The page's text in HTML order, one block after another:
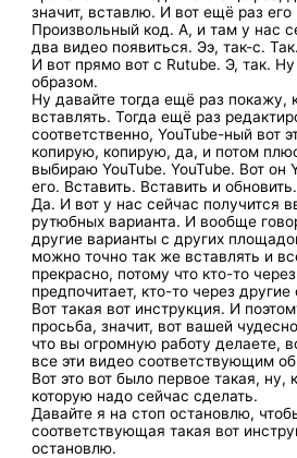
значит, вставлю. И вот ещё раз
Произвольный код. А, и там у нас
два видео появиться. Ээ, так-с. Так.
И вот прямо вот с Rutube. Э, так.
образом.
Ну давайте тогда ещё раз покажу,
вставлять. Тогда ещё раз
соответственно, YouTube-ный вот
копирую, копирую, да, и потом
выбираю YouTube. YouTube. Вот он
его. Вставить. Вставить и обновить.
Да. И вот у нас сейчас получится
рутюбных варианта. И вообще
другие варианты с других
можно точно так же вставлять и
прекрасно, потому что кто-то
предпочитает, кто-то через
Вот такая вот инструкция. И
просьба, значит, вот вашей
что вы огромную работу делаете,
все эти видео соответствующим
Вот это вот было первое такая, ну,
которую надо сейчас сделать.
Давайте я на стоп остановлю,
соответствующая такая вот
остановлю.